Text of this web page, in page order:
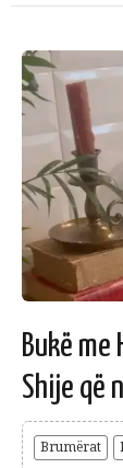
Bukë me
Shije që
Brumërat